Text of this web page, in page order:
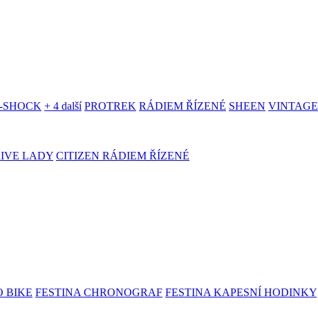
SHOCK + 4 další PROTREK RÁDIEM ŘÍZENÉ SHEEN VINTAGE
LADY CITIZEN RÁDIEM ŘÍZENÉ
BIKE FESTINA CHRONOGRAF FESTINA KAPESNÍ HODINKY